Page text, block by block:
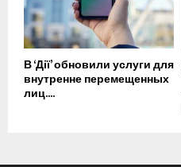
В ‘Дії’ обновили услуги для
внутренне перемещенных
лиц....